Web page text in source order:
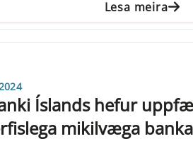
Lesa meira
Íslands hefur
mikilvæga banka